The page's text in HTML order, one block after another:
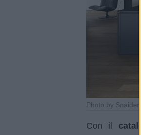
Photo by Snaidero
Con il